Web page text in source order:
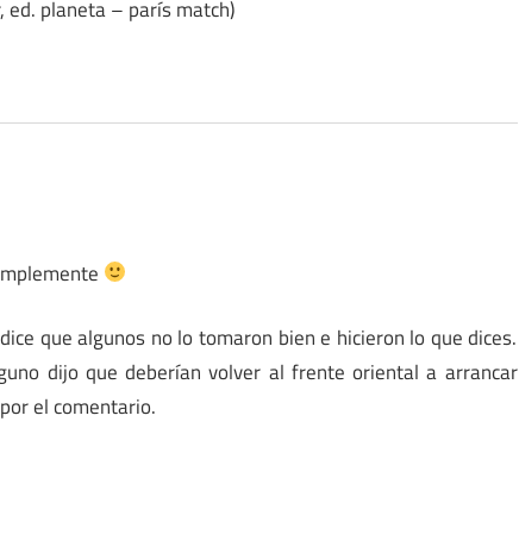
planeta – parís match)
que algunos no lo tomaron bien e hicieron lo que dices.
dijo que deberían volver al frente oriental a arrancar
el comentario.